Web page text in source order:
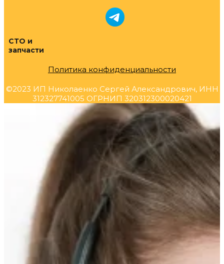
СТО и
запчасти
Политика конфиденциальности
©2023 ИП Николаенко Сергей Александрович, ИНН
312327741005 ОГРНИП 320312300020421